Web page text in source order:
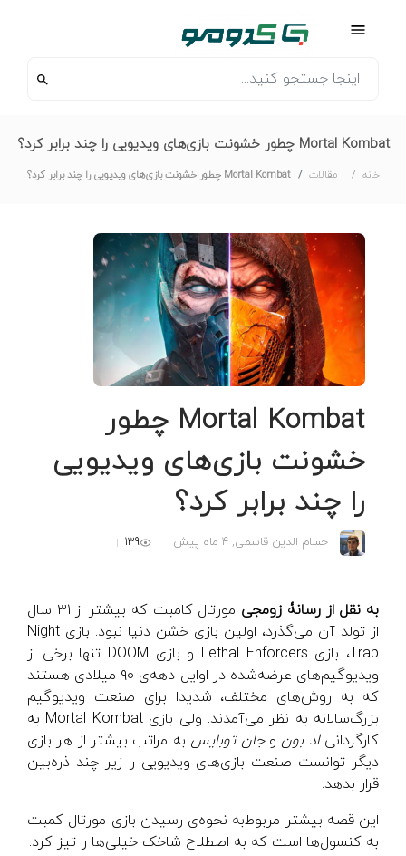
Mortal Kombat چطور خشونت بازی‌های ویدیویی را چند برابر کرد؟
خانه مقالات Mortal Kombat چطور خشونت بازی‌های ویدیویی را چند برابر کرد؟
Mortal Kombat چطور
خشونت بازی‌های ویدیویی
را چند برابر کرد؟
حسام الدین قاسمی, 4 ماه پیش 139
به نقل از رسانۀ زومجی
مورتال کامبت که بیشتر از ۳۱ سال
از تولد آن می‌گذرد، اولین بازی خشن دنیا نبود. بازی Night
Trap، بازی Lethal Enforcers و بازی DOOM تنها برخی از
ویدیوگیم‌های عرضه‌شده در اوایل دهه‌ی ۹۰ میلادی هستند
که به روش‌های مختلف، شدیدا برای صنعت ویدیوگیم
بزرگ‌سالانه به نظر می‌آمدند. ولی بازی Mortal Kombat به
کارگردانیاد بونوجان توبایس به مراتب بیشتر از هر بازی
دیگر توانست صنعت بازی‌های ویدیویی را زیر چند ذره‌بین
قرار بدهد.
این قصه بیشتر مربوط‌به نحوه‌ی رسیدن بازی مورتال کمبت
به کنسول‌ها است که به اصطلاح شاخک خیلی‌ها را تیز کرد.